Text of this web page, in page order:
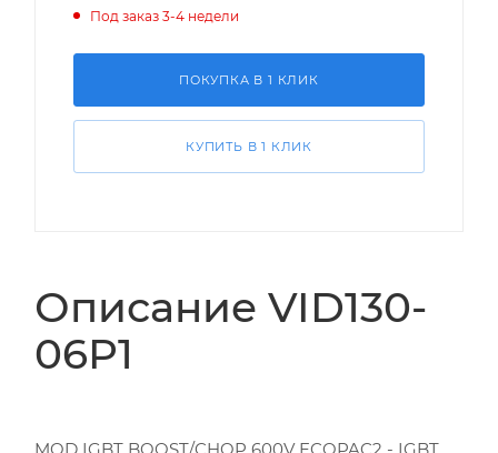
Под заказ 3-4 недели
ПОКУПКА В 1 КЛИК
КУПИТЬ В 1 КЛИК
Описание VID130-
06P1
MOD IGBT BOOST/CHOP 600V ECOPAC2 - IGBT